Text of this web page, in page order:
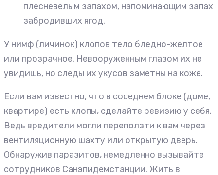
плесневелым запахом, напоминающим запах
забродивших ягод.
У нимф (личинок) клопов тело бледно-желтое
или прозрачное. Невооруженным глазом их не
увидишь, но следы их укусов заметны на коже.
Если вам известно, что в соседнем блоке (доме,
квартире) есть клопы, сделайте ревизию у себя.
Ведь вредители могли переползти к вам через
вентиляционную шахту или открытую дверь.
Обнаружив паразитов, немедленно вызывайте
сотрудников Санэпидемстанции. Жить в